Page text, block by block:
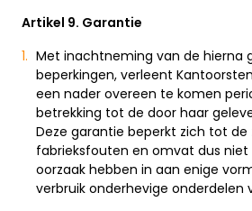
Artikel 9. Garantie
Met inachtneming van de hierna
beperkingen, verleent
een nader overeen te komen
betrekking tot de door haar
Deze garantie beperkt zich tot de
fabrieksfouten en omvat dus niet
oorzaak hebben in aan enige
verbruik onderhevige onderdelen